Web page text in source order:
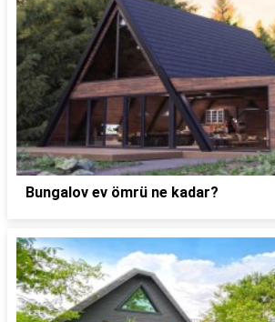
Bungalov ev ömrü ne kadar?